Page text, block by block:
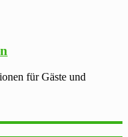
für Gäste und